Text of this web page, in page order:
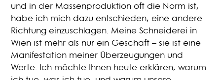
und in der Massenproduktion oft die Norm ist,
habe ich mich dazu entschieden, eine andere
Richtung einzuschlagen. Meine Schneiderei in
Wien ist mehr als nur ein Geschäft – sie ist eine
Manifestation meiner Überzeugungen und
Werte. Ich möchte Ihnen heute erklären, warum